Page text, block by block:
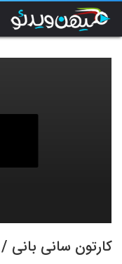
کارتون سانی